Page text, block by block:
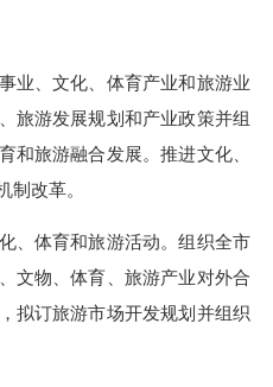
、文化、体育产业和旅游业
旅游发展规划和产业政策并组
和旅游融合发展。推进文化、
制改革。
、体育和旅游活动。组织全市
文物、体育、旅游产业对外合
拟订旅游市场开发规划并组织